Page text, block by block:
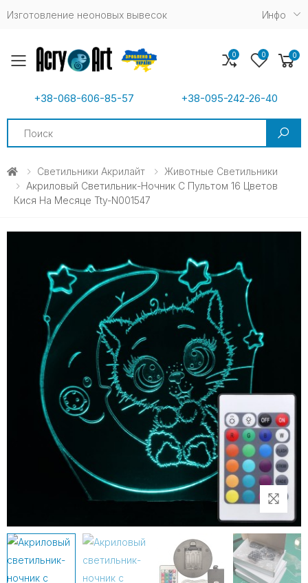
Изготовление неоновых вывесок Инфо
Toggle mobile menu
+38-068-606-85-57 +38-095-242-26-40
0 0 0
Светильники Акрилайт
Животные Светильники
Акриловый Светильник-Ночник С Пультом 16 Цветов
Кися На Месяце Tty-N001547